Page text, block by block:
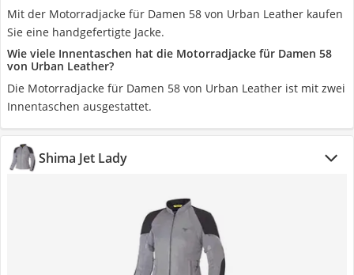
Mit der Motorradjacke für Damen 58 von Urban Leather kaufen
Sie eine handgefertigte Jacke.
Wie viele Innentaschen hat die Motorradjacke für Damen 58
von Urban Leather?
Die Motorradjacke für Damen 58 von Urban Leather ist mit zwei
Innentaschen ausgestattet.
Shima Jet Lady